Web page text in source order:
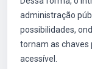
administração
possibilidades,
tornam as chaves
acessível.